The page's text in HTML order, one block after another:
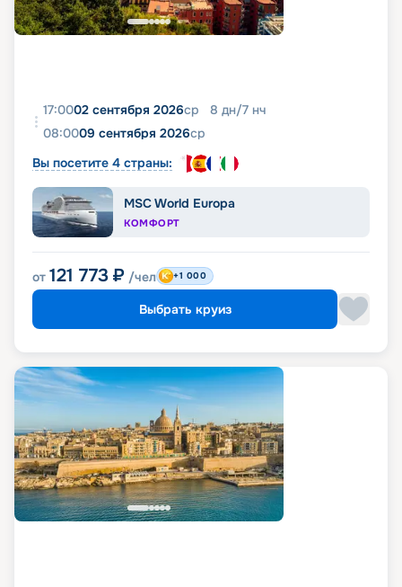
17:0002 сентября 2026ср 8 дн/7 нч
08:0009 сентября 2026ср
Вы посетите 4 страны:
MSC World Europa
КОМФОРТ
от 121 773 ₽ /чел +1 000
Выбрать круиз